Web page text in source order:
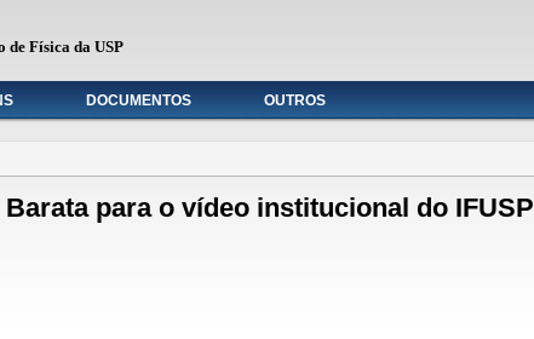
de Física da USP
DOCUMENTOS OUTROS
para o vídeo institucional do IFUSP